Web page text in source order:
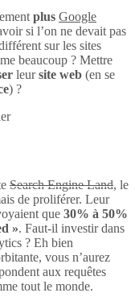
plus Google
si l’on ne devait pas
sur les sites
beaucoup ? Mettre
leursite web (en se
) ?
Search Engine Land, le
de proliférer. Leur
que 30% à 50%
». Faut-il investir dans
? Eh bien
vous n’aurez
aux requêtes
tout le monde.